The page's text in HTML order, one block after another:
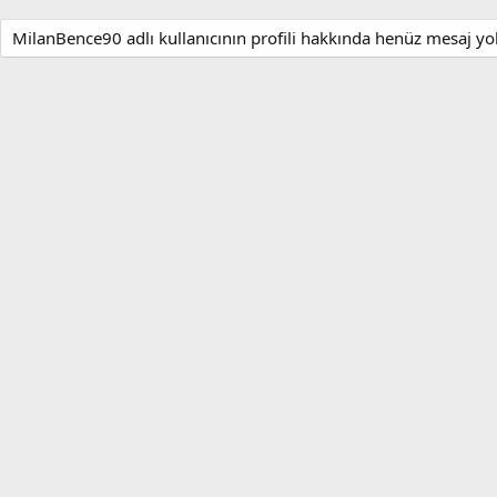
MilanBence90 adlı kullanıcının profili hakkında henüz mesaj